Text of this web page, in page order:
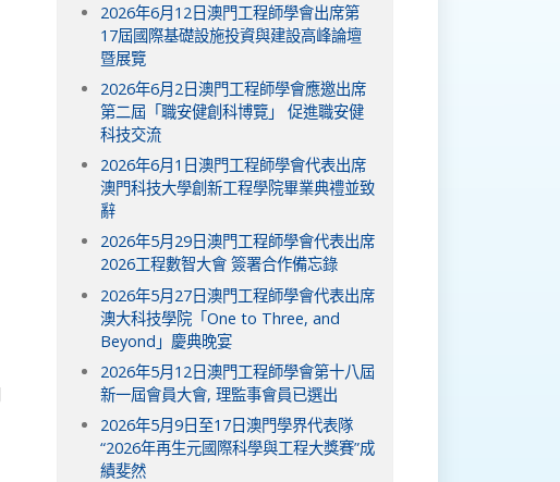
2026年6月12日澳門工程師學會出席第
17屆國際基礎設施投資與建設高峰論壇
暨展覽
2026年6月2日澳門工程師學會應邀出席
第二屆「職安健創科博覽」 促進職安健
科技交流
2026年6月1日澳門工程師學會代表出席
澳門科技大學創新工程學院畢業典禮並致
辭
2026年5月29日澳門工程師學會代表出席
2026工程數智大會 簽署合作備忘錄
2026年5月27日澳門工程師學會代表出席
澳大科技學院「One to Three, and
Beyond」慶典晚宴
2026年5月12日澳門工程師學會第十八屆
新一屆會員大會, 理監事會員已選出
2026年5月9日至17日澳門學界代表隊
“2026年再生元國際科學與工程大獎賽”成
績斐然